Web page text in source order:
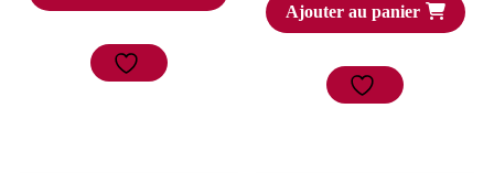
Ajouter au panier